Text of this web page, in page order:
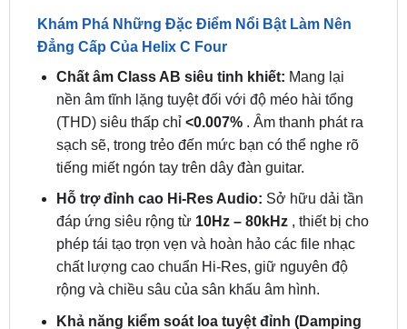
Chất âm Class AB siêu tinh khiết: Mang lại
nền âm tĩnh lặng tuyệt đối với độ méo hài tổng
(THD) siêu thấp chỉ <0.007% . Âm thanh phát ra
sạch sẽ, trong trẻo đến mức bạn có thể nghe rõ
tiếng miết ngón tay trên dây đàn guitar.
Hỗ trợ đỉnh cao Hi-Res Audio: Sở hữu dải tần
đáp ứng siêu rộng từ10Hz – 80kHz, thiết bị cho
phép tái tạo trọn vẹn và hoàn hảo các file nhạc
chất lượng cao chuẩn Hi-Res, giữ nguyên độ
rộng và chiều sâu của sân khấu âm hình.
Khả năng kiểm soát loa tuyệt đỉnh (Damping
Factor > 1000):Chỉ số kiểm soát màng loa siêu
cao giúp amply làm chủ hành trình của màng loa